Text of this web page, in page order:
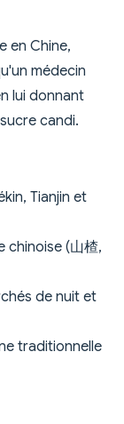
en Chine,
médecin
lui donnant
candi.
Tianjin et
chinoise (山楂,
de nuit et
traditionnelle